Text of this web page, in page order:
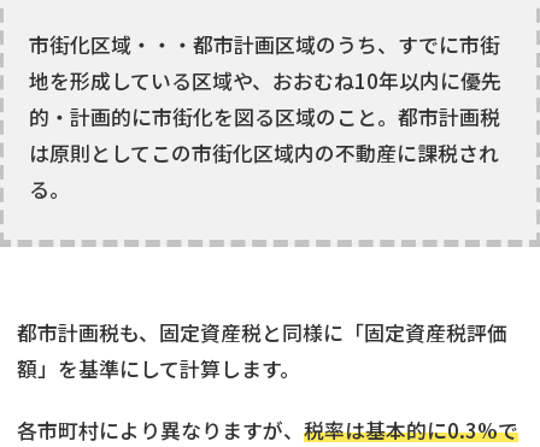
市街化区域・・・都市計画区域のうち、すでに市街
地を形成している区域や、おおむね10年以内に優先
的・計画的に市街化を図る区域のこと。都市計画税
は原則としてこの市街化区域内の不動産に課税され
る。
都市計画税も、固定資産税と同様に「固定資産税評価
額」を基準にして計算します。
各市町村により異なりますが、 税率は基本的に0.3%で